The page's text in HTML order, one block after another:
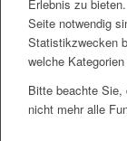
Erlebnis zu
Seite notwendig
Statistikzwecken
welche
Bitte beachte
nicht mehr alle